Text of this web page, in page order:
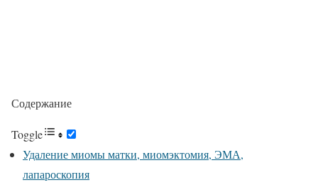
Содержание
Toggle
Удаление миомы матки, миомэктомия, ЭМА,
лапароскопия